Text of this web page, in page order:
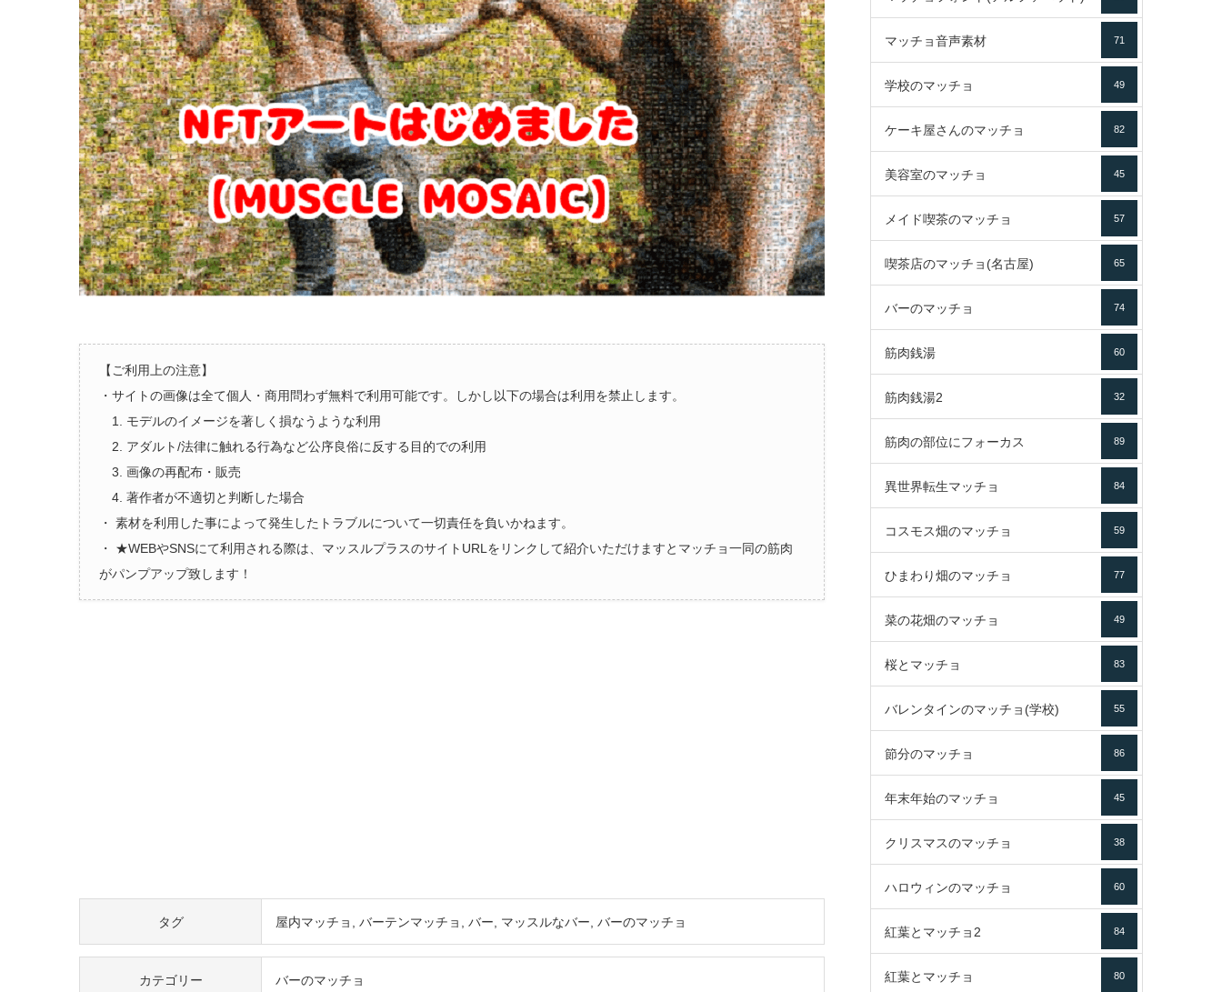
【ご利用上の注意】
・サイトの画像は全て個人・商用問わず無料で利用可能です。しかし以下の場合は利用を禁止します。
1. モデルのイメージを著しく損なうような利用
2. アダルト/法律に触れる行為など公序良俗に反する目的での利用
3. 画像の再配布・販売
4. 著作者が不適切と判断した場合
・ 素材を利用した事によって発生したトラブルについて一切責任を負いかねます。
・ ★WEBやSNSにて利用される際は、マッスルプラスのサイトURLをリンクして紹介いただけますとマッチョ一同の筋肉
がパンプアップ致します！
タグ 屋内マッチョ バーテンマッチョ バー マッスルなバー バーのマッチョ
カテゴリー バーのマッチョ
マッチョ音声素材 71
学校のマッチョ 49
ケーキ屋さんのマッチョ 82
美容室のマッチョ 45
メイド喫茶のマッチョ 57
喫茶店のマッチョ(名古屋) 65
バーのマッチョ 74
筋肉銭湯 60
筋肉銭湯2 32
筋肉の部位にフォーカス 89
異世界転生マッチョ 84
コスモス畑のマッチョ 59
ひまわり畑のマッチョ 77
菜の花畑のマッチョ 49
桜とマッチョ 83
バレンタインのマッチョ(学校) 55
節分のマッチョ 86
年末年始のマッチョ 45
クリスマスのマッチョ 38
ハロウィンのマッチョ 60
紅葉とマッチョ2 84
紅葉とマッチョ 80